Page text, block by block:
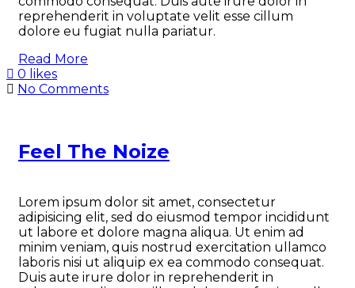
reprehenderit in voluptate velit esse cillum
dolore eu fugiat nulla pariatur.
Read More
0 likes
No Comments
Feel The Noize
Lorem ipsum dolor sit amet, consectetur
adipisicing elit, sed do eiusmod tempor incididunt
ut labore et dolore magna aliqua. Ut enim ad
minim veniam, quis nostrud exercitation ullamco
laboris nisi ut aliquip ex ea commodo consequat.
Duis aute irure dolor in reprehenderit in